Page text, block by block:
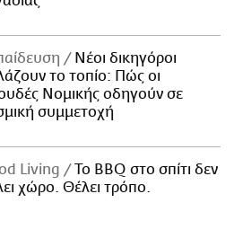
Νέοι δικηγόροι
το τοπίο: Πώς οι
Νομικής οδηγούν σε
συμμετοχή
Living
Το BBQ στο σπίτι δεν
χώρο. Θέλει τρόπο.